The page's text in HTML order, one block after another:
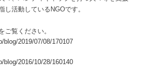
し活動しているNGOです。
ご覧ください。
blog/2019/07/08/170107
blog/2016/10/28/160140